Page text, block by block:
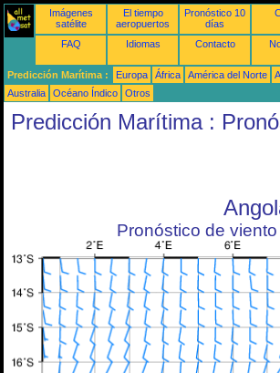
Imágenes
satélite
El tiempo
aeropuertos
Pronóstico 10
días
FAQ Idiomas Contacto
Predicción Marítima : Europa África América del Norte
Australia
Océano Índico Otros
Predicción Marítima :
Pronóstico de